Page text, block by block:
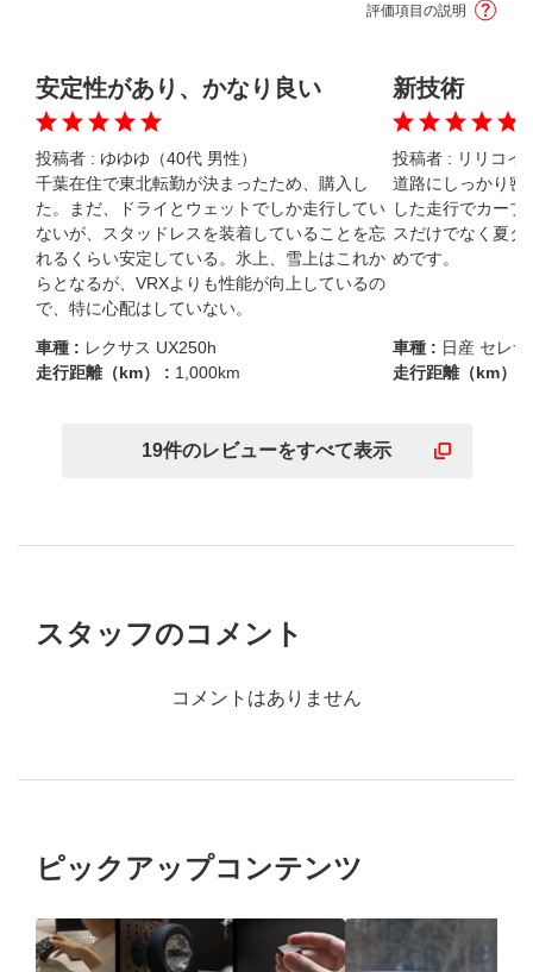
評価項目の説明
安定性があり、かなり良い
投稿者 : ゆゆゆ（40代 男性）
千葉在住で東北転勤が決まったため、購入し
た。まだ、ドライとウェットでしか走行してい
ないが、スタッドレスを装着していることを忘
れるくらい安定している。氷上、雪上はこれか
らとなるが、VRXよりも性能が向上しているの
で、特に心配はしていない。
車種 : レクサス UX250h
走行距離（km） : 1,000km
新技術
投稿者 : リリコイ
道路にしっかり密
した走行でカー
スだけでなく夏タ
めです。
車種 : 日産 セレナ
走行距離（km） :
19件のレビューをすべて表示
スタッフのコメント
コメントはありません
ピックアップコンテンツ